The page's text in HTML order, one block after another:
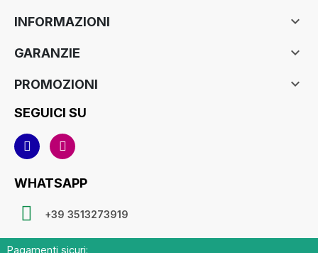
INFORMAZIONI 
GARANZIE 
PROMOZIONI 
SEGUICI SU
WHATSAPP
+39 3513273919
Pagamenti sicuri: